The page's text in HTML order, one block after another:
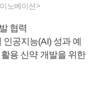
노베이션>
협력
공지능(AI) 성과 예
용 신약 개발을 위한